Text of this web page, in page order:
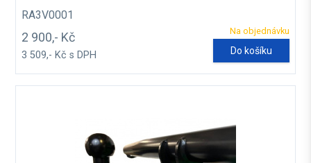
RA3V0001
Na objednávku
2 900,- Kč
3 509,- Kč s DPH Do košíku